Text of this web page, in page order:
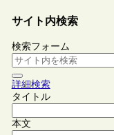
サイト内検索
検索フォーム
詳細検索
タイトル
本文